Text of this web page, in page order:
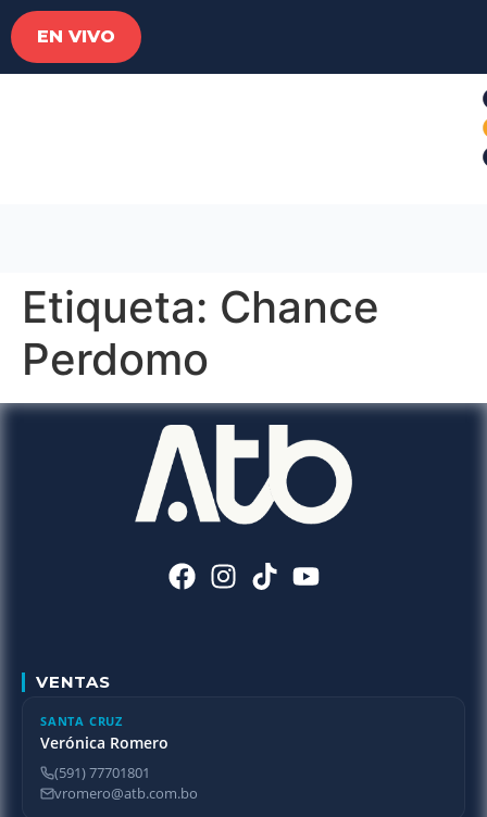
EN VIVO
Etiqueta: Chance
Perdomo
VENTAS
SANTA CRUZ
Verónica Romero
(591) 77701801
vromero@atb.com.bo